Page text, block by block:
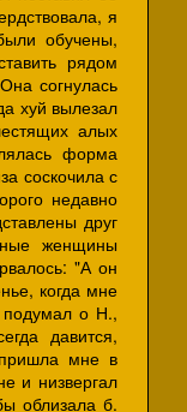
я
обучены,
рядом
согнулась
хуй вылезал
алых
форма
соскочила с
недавно
друг
женщины
"А он
когда мне
подумал о Н.,
давится,
мне в
и низвергал
облизала б.